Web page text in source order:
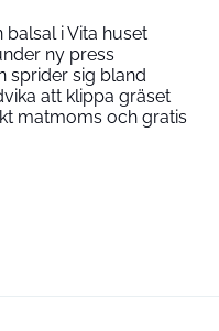
i Vita huset
ny press
sprider sig bland
att klippa gräset
matmoms och gratis